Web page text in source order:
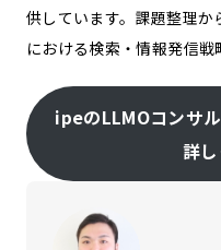
供しています。課題整理
における検索・情報発信戦
ipeのLLMOコンサ
詳